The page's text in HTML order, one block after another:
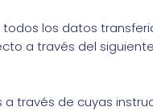
los datos
a través del
través de cuyas